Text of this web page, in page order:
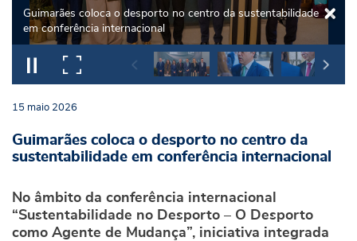
Guimarães coloca o desporto no centro da sustentabilidade
em conferência internacional
15 maio 2026
Guimarães coloca o desporto no centro da
sustentabilidade em conferência internacional
No âmbito da conferência internacional
“Sustentabilidade no Desporto – O Desporto
como Agente de Mudança”, iniciativa integrada